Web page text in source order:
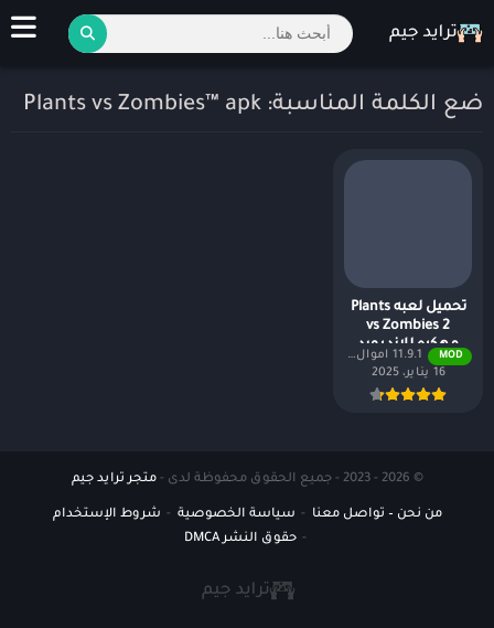
ضع الكلمة المناسبة: Plants vs Zombies™ apk
تحميل لعبه Plants
vs Zombies 2
مهكره للاندرويد
MOD
11.9.1 اموال غير محدودة
16 يناير، 2025
© 2026 - 2023 - جميع الحقوق محفوظة لدى - متجر ترايد جيم
من نحن – تواصل معنا سياسة الخصوصية
شروط الإستخدام
حقوق النشر DMCA